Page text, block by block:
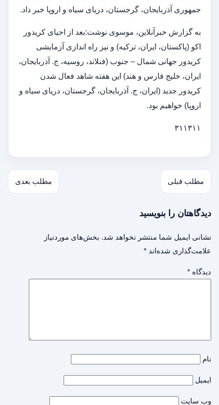
جمهوری آذربایجان، گرجستان، دریای سیاه و اروپا خبر داد.
به گزارش خبرآنلاین، موسوی نوشت:بعد از احیای کریدور
اکو (پاکستان، ایران، ترکیه) و نیز راه اندازی آزمایشی
کریدور جهانی شمال – جنوب (فنلاند، روسیه، ج. آذربایجان،
ایران، خلیج فارس و هند) این هفته شاهد فعال شدن
کریدور جدید (ایران، ج. آذربایجان، گرجستان، دریای سیاه و
اروپا) خواهیم بود.
۳۱۱۳۱۱
مطلب قبلی مطلب بعدی
دیدگاهتان را بنویسید
نشانی ایمیل شما منتشر نخواهد شد. بخش‌های موردنیاز
علامت‌گذاری شده‌اند *
دیدگاه *
نام
ایمیل
وب‌ سایت